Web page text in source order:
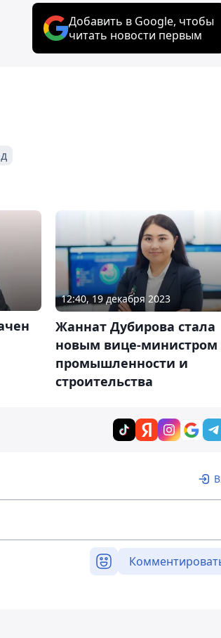
Добавить в Google, чтобы
читать новости первым
12:40, 19 декабря 2023
Жаннат Дубирова стала
новым вице-министром
промышленности и
строительства